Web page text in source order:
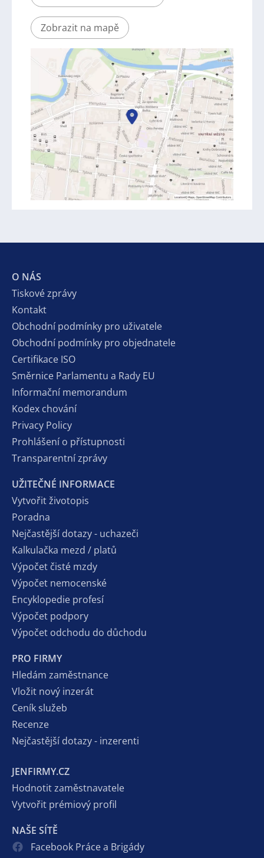
Zobrazit na mapě
O NÁS
Tiskové zprávy
Kontakt
Obchodní podmínky pro uživatele
Obchodní podmínky pro objednatele
Certifikace ISO
Směrnice Parlamentu a Rady EU
Informační memorandum
Kodex chování
Privacy Policy
Prohlášení o přístupnosti
Transparentní zprávy
UŽITEČNÉ INFORMACE
Vytvořit životopis
Poradna
Nejčastější dotazy - uchazeči
Kalkulačka mezd / platů
Výpočet čisté mzdy
Výpočet nemocenské
Encyklopedie profesí
Výpočet podpory
Výpočet odchodu do důchodu
PRO FIRMY
Hledám zaměstnance
Vložit nový inzerát
Ceník služeb
Recenze
Nejčastější dotazy - inzerenti
JENFIRMY.CZ
Hodnotit zaměstnavatele
Vytvořit prémiový profil
NAŠE SÍTĚ
Facebook Práce a Brigády